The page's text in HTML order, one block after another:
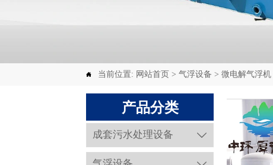
 当前位置: 网站首页 >气浮设备 >微电解气浮机
产品分类
成套污水处理设备 